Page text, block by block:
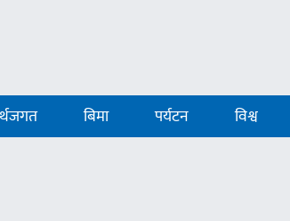
बिमा पर्यटन विश्व